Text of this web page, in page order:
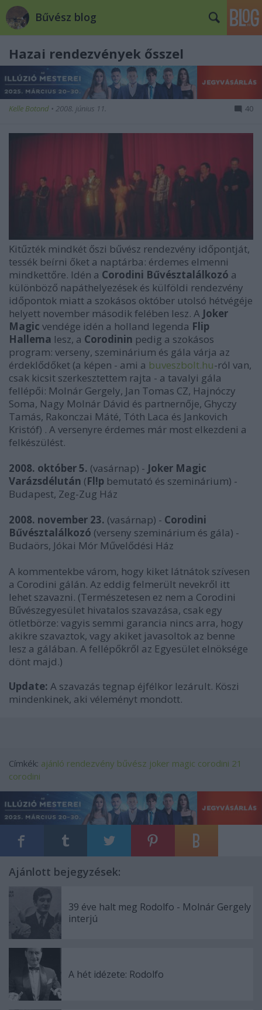
Bűvész blog
Hazai rendezvények ősszel
Kelle Botond • 2008. június 11. 40
Kitűzték mindkét őszi bűvész rendezvény időpontját,
tessék beírni őket a naptárba: érdemes elmenni
mindkettőre. Idén a Corodini Bűvésztalálkozó a
különböző napáthelyezések és külföldi rendezvény
időpontok miatt a szokásos október utolsó hétvégéje
helyett november második felében lesz. A Joker
Magic vendége idén a holland legenda Flip
Hallema lesz, a Corodinin pedig a szokásos
program: verseny, szeminárium és gála várja az
érdeklődőket (a képen - ami a buveszbolt.hu-ról van,
csak kicsit szerkesztettem rajta - a tavalyi gála
fellépői: Molnár Gergely, Jan Tomas CZ, Hajnóczy
Soma, Nagy Molnár Dávid és partnernője, Ghyczy
Tamás, Rakonczai Máté, Tóth Laca és Jankovich
Kristóf) . A versenyre érdemes már most elkezdeni a
felkészülést.
2008. október 5. (vasárnap) - Joker Magic
Varázsdélután (Fl!p bemutató és szeminárium) -
Budapest, Zeg-Zug Ház
2008. november 23. (vasárnap) - Corodini
Bűvésztalálkozó (verseny szeminárium és gála) -
Budaörs, Jókai Mór Művelődési Ház
A kommentekbe várom, hogy kiket látnátok szívesen
a Corodini gálán. Az eddig felmerült nevekről itt
lehet szavazni. (Természetesen ez nem a Corodini
Bűvészegyesület hivatalos szavazása, csak egy
ötletbörze: vagyis semmi garancia nincs arra, hogy
akikre szavaztok, vagy akiket javasoltok az benne
lesz a gálában. A fellépőkről az Egyesület elnöksége
dönt majd.)
Update: A szavazás tegnap éjfélkor lezárult. Köszi
mindenkinek, aki véleményt mondott.
Címkék: ajánló rendezvény bűvész joker magic corodini 21
corodini
Ajánlott bejegyzések:
39 éve halt meg Rodolfo - Molnár Gergely
interjú
A hét idézete: Rodolfo